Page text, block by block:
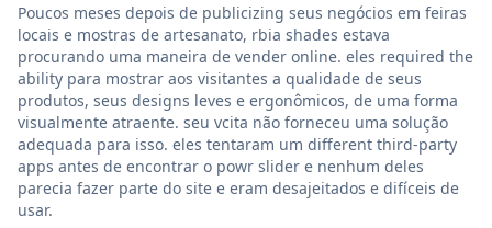
Poucos meses depois de publicizing seus negócios em feiras
locais e mostras de artesanato, rbia shades estava
procurando uma maneira de vender online. eles required the
ability para mostrar aos visitantes a qualidade de seus
produtos, seus designs leves e ergonômicos, de uma forma
visualmente atraente. seu vcita não forneceu uma solução
adequada para isso. eles tentaram um different third-party
apps antes de encontrar o powr slider e nenhum deles
parecia fazer parte do site e eram desajeitados e difíceis de
usar.